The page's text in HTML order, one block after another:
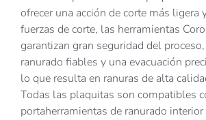
ofrecer una acción de corte más ligera
fuerzas de corte, las herramientas
garantizan gran seguridad del
ranurado fiables y una evacuación
lo que resulta en ranuras de alta
Todas las plaquitas son compatibles
portaherramientas de ranurado